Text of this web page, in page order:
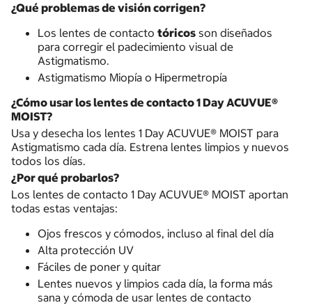
¿Qué problemas de visión corrigen?
Los lentes de contacto tóricosson diseñados
para corregir el padecimiento visual de
Astigmatismo.
Astigmatismo Miopía o Hipermetropía
¿Cómo usar los lentes de contacto 1 Day ACUVUE®
MOIST?
Usa y desecha los lentes 1 Day ACUVUE® MOIST para
Astigmatismo cada día. Estrena lentes limpios y nuevos
todos los días.
¿Por qué probarlos?
Los lentes de contacto 1 Day ACUVUE® MOIST aportan
todas estas ventajas:
Ojos frescos y cómodos, incluso al final del día
Alta protección UV
Fáciles de poner y quitar
Lentes nuevos y limpios cada día, la forma más
sana y cómoda de usar lentes de contacto